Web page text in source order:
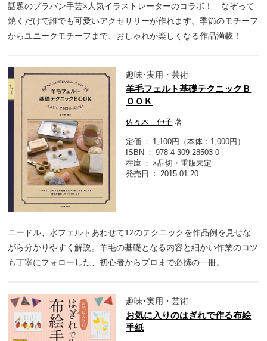
話題のプラバン手芸×人気イラストレーターのコラボ！ なぞって
焼くだけで誰でも可愛いアクセサリーが作れます。季節のモチーフ
からユニークモチーフまで、おしゃれが楽しくなる作品満載！
趣味･実用・芸術
羊毛フェルト基礎テクニックＢ
ＯＯＫ
佐々木 伸子 著
定価
1,100円（本体：1,000円）
ISBN
978-4-309-28503-0
在庫
×品切・重版未定
発売日
2015.01.20
ニードル、水フェルトあわせて12のテクニックを作品例を見せな
がら分かりやすく解説。羊毛の基礎となる内容と細かい作業のコツ
も丁寧にフォローした、初心者からプロまで必携の一冊。
趣味･実用・芸術
お気に入りのはぎれで作る布絵
手紙